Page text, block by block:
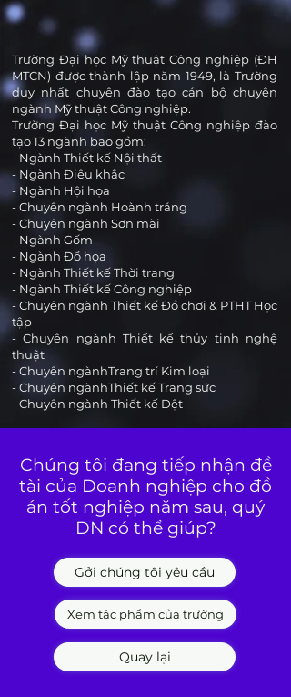
Trường Đại học Mỹ thuật Công nghiệp (ĐH
MTCN) được thành lập năm 1949, là Trường
duy nhất chuyên đào tạo cán bộ chuyên
ngành Mỹ thuật Công nghiệp.
Trường Đại học Mỹ thuật Công nghiệp đào
tạo 13 ngành bao gồm:
- Ngành Thiết kế Nội thất
- Ngành Điêu khắc
- Ngành Hội họa
- Chuyên ngành Hoành tráng
- Chuyên ngành Sơn mài
- Ngành Gốm
- Ngành Đồ họa
- Ngành Thiết kế Thời trang
- Ngành Thiết kế Công nghiệp
- Chuyên ngành Thiết kế Đồ chơi & PTHT Học
tập
- Chuyên ngành Thiết kế thủy tinh nghệ
thuật
- Chuyên ngànhTrang trí Kim loại
- Chuyên ngànhThiết kế Trang sức
- Chuyên ngành Thiết kế Dệt
Chúng tôi đang tiếp nhận đề
tài của Doanh nghiệp cho đồ
án tốt nghiệp năm sau, quý
DN có thể giúp?
Gởi chúng tôi yêu cầu
Xem tác phẩm của trường
Quay lại